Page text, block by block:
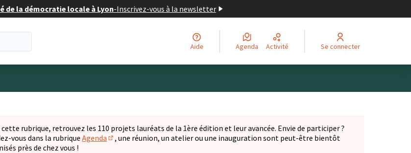
de la démocratie locale à Lyon-Inscrivez-vous à la newsletter
Aide Agenda Activité Se connecter
cette rubrique, retrouvez les 110 projets lauréats de la 1ère édition et leur avancée. Envie de participer ?
vous dans la rubriqueAgenda
(S'ouvre dans un nouvel onglet)
, une réunion, un atelier ou une inauguration sont peut-être bientôt
près de chez vous !